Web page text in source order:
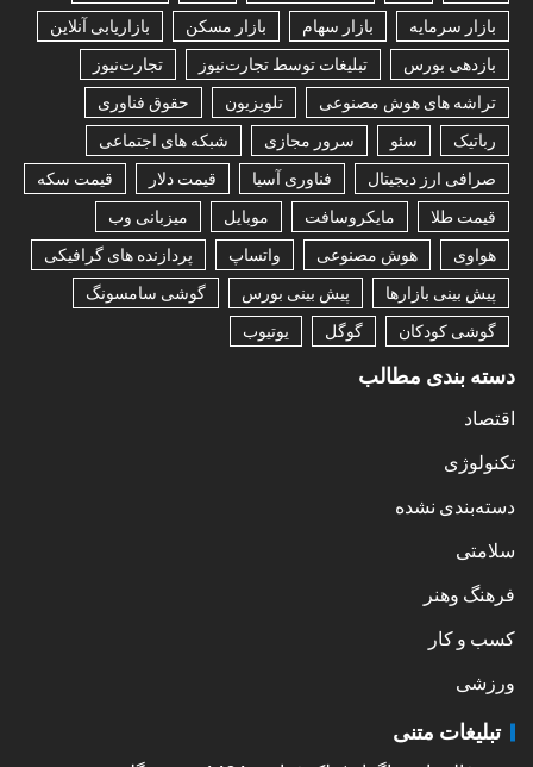
بازار سرمایه
بازار سهام بازار مسکن
بازاریابی آنلاین
بازدهی بورس
تبلیغات توسط تجارت‌نیوز
تجارت‌نیوز
تراشه های هوش مصنوعی
تلویزیون
حقوق فناوری
رباتیک
سئو سرور مجازی
شبکه های اجتماعی
صرافی ارز دیجیتال
فناوری آسیا قیمت دلار
قیمت سکه
قیمت طلا
مایکروسافت موبایل
میزبانی وب
هواوی
هوش مصنوعی واتساپ
پردازنده های گرافیکی
پیش بینی بازارها
پیش بینی بورس
گوشی سامسونگ
گوشی کودکان
گوگل یوتیوب
دسته بندی مطالب
اقتصاد
تکنولوژی
دسته‌بندی نشده
سلامتی
فرهنگ وهنر
کسب و کار
ورزشی
تبلیغات متنی